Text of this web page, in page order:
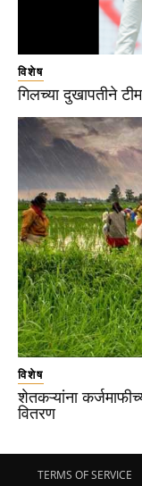
विशेष
गिलच्या दुखापतीने
विशेष
शेतकऱ्यांना
वितरण
TERMS OF SERVICE